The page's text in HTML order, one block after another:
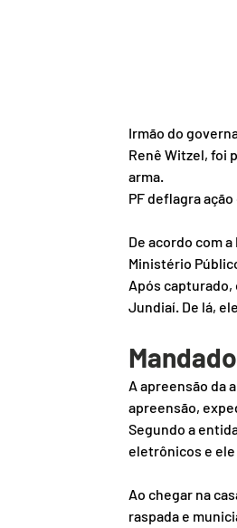
Irmão do
Renê Witzel, foi
arma.
PF deflagra
De acordo com
Ministério
Após capturado,
Jundiaí. De lá,
A apreensão da
apreensão,
Segundo a
eletrônicos e
Ao chegar na
raspada e